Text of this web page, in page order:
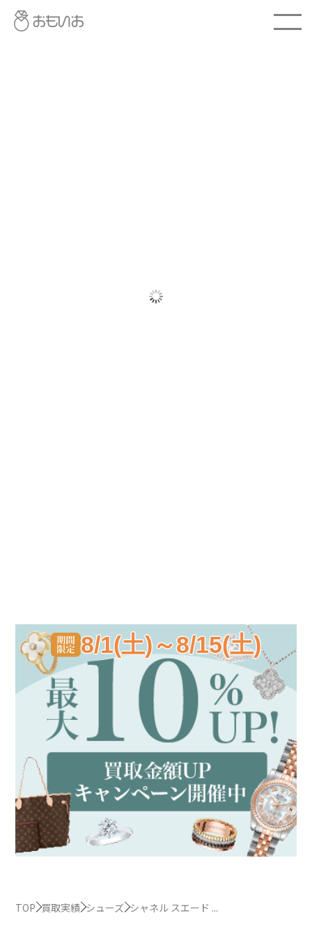
8/1(土)～8/15(土)
TOP 買取実績 シューズ シャネル スエード ...